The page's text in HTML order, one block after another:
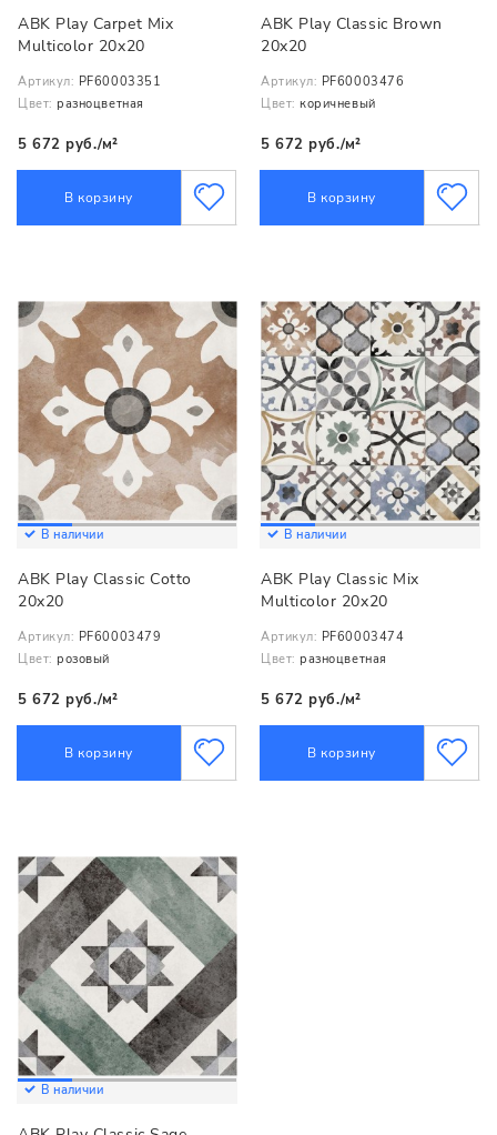
ABK Play Carpet Mix
Multicolor 20x20
Артикул: PF60003351
Цвет: разноцветная
5 672 руб./м²
В корзину
ABK Play Classic Brown
20x20
Артикул: PF60003476
Цвет: коричневый
5 672 руб./м²
В корзину
В наличии
ABK Play Classic Cotto
20x20
Артикул: PF60003479
Цвет: розовый
5 672 руб./м²
В корзину
В наличии
ABK Play Classic Mix
Multicolor 20x20
Артикул: PF60003474
Цвет: разноцветная
5 672 руб./м²
В корзину
В наличии